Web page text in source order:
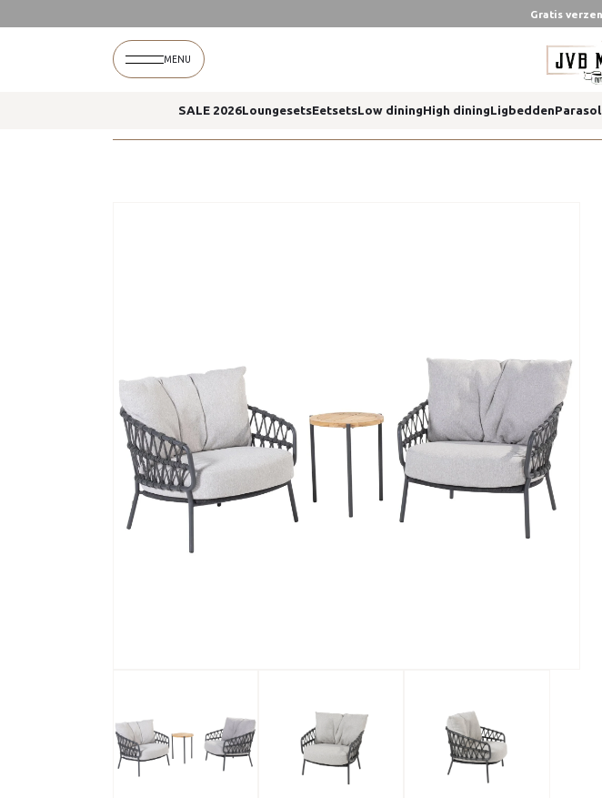
Gratis
MENU
SALE 2026LoungesetsEetsetsLow diningHigh diningLigbedden
Calpi loungestoelen yoga koffietafel 4 seasons outdoor